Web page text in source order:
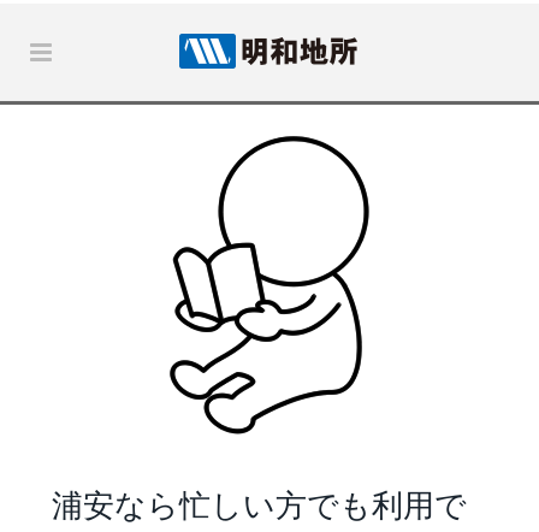
浦安なら忙しい方でも利用で